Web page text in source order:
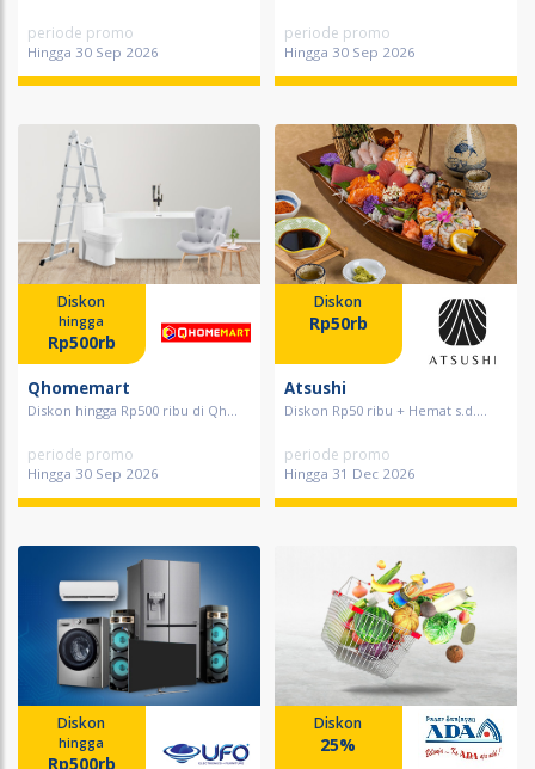
periode promo
Hingga 30 Sep 2026
periode promo
Hingga 30 Sep 2026
Diskon
hingga
Rp500rb
Qhomemart
Diskon hingga Rp500 ribu di Qh...
periode promo
Hingga 30 Sep 2026
Diskon
Rp50rb
Atsushi
Diskon Rp50 ribu + Hemat s.d....
periode promo
Hingga 31 Dec 2026
Diskon
hingga
Rp500rb
Diskon
25%